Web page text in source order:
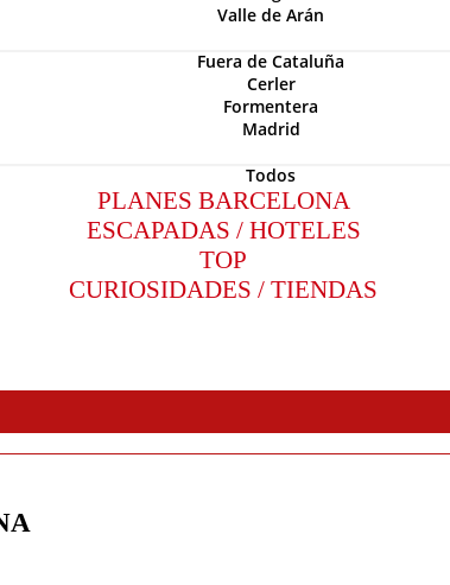
Valle de Arán
Fuera de Cataluña
Cerler
Formentera
Madrid
Todos
PLANES BARCELONA
ESCAPADAS / HOTELES
TOP
CURIOSIDADES / TIENDAS